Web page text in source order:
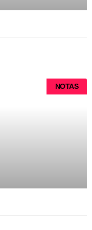
NOTAS